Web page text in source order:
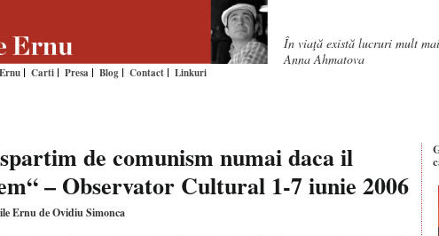
Carti Presa Blog Contact Linkuri
În viaţă există lucruri mult
Anna Ahmatova
de comunism numai daca il
– Observator Cultural 1-7 iunie 2006
Ernu de Ovidiu Simonca